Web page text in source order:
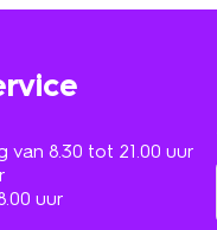
8.30 tot 21.00 uur
uur